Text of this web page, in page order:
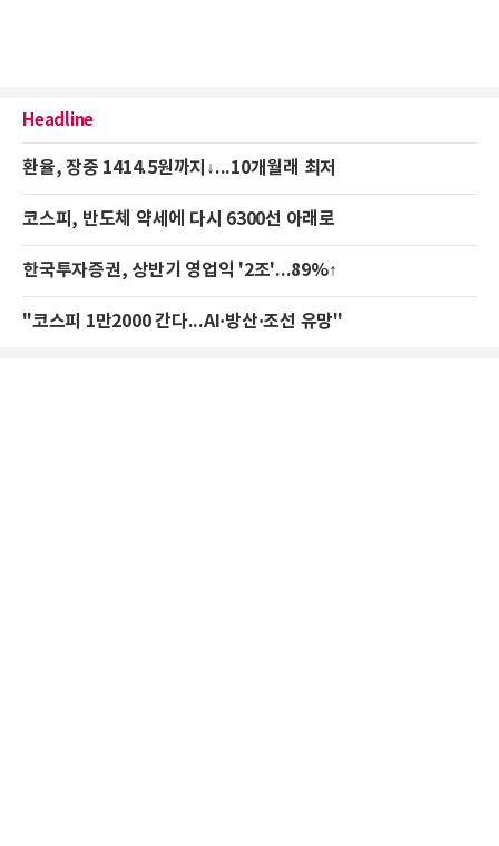
Headline
환율, 장중 1414.5원까지↓...10개월래 최저
코스피, 반도체 약세에 다시 6300선 아래로
한국투자증권, 상반기 영업익 '2조'...89%↑
"코스피 1만2000 간다...AI·방산·조선 유망"